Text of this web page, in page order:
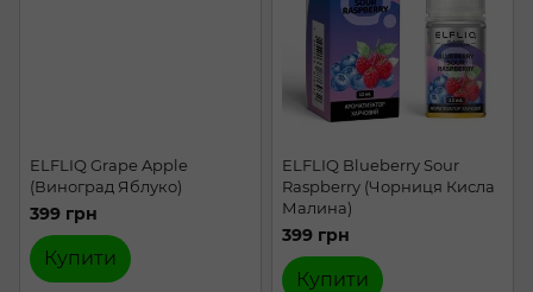
ELFLIQ Grape Apple
(Виноград Яблуко)
399 грн
Купити
ELFLIQ Blueberry Sour
Raspberry (Чорниця Кисла
Малина)
399 грн
Купити